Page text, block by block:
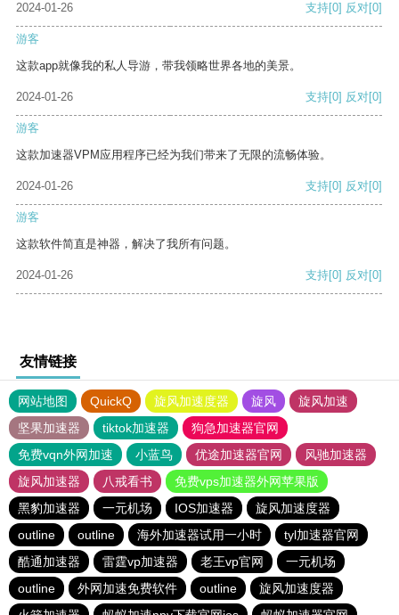
2024-01-26 支持[0] 反对[0]
游客
这款app就像我的私人导游，带我领略世界各地的美景。
2024-01-26 支持[0] 反对[0]
游客
这款加速器VPM应用程序已经为我们带来了无限的流畅体验。
2024-01-26 支持[0] 反对[0]
游客
这款软件简直是神器，解决了我所有问题。
2024-01-26 支持[0] 反对[0]
友情链接
网站地图 QuickQ 旋风加速度器 旋风
旋风加速
坚果加速器
tiktok加速器
狗急加速器官网
免费vqn外网加速
小蓝鸟 优途加速器官网
风驰加速器
旋风加速器
八戒看书
免费vps加速器外网苹果版
黑豹加速器
一元机场 IOS加速器
旋风加速度器
outline
outline 海外加速器试用一小时
tyl加速器官网
酷通加速器
雷霆vp加速器 老王vp官网
一元机场
outline
外网加速免费软件 outline
旋风加速度器